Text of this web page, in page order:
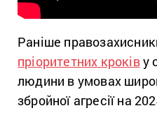
Раніше
пріоритетних кроківу
людини в умовах
збройної агресії на